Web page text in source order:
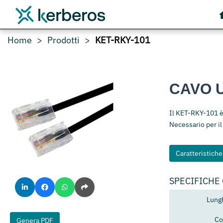
Home Prodotti KET-RKY-101
Genera PDF
CAVO
Il KET-RKY-101
Necessario per
SPECIFICHE